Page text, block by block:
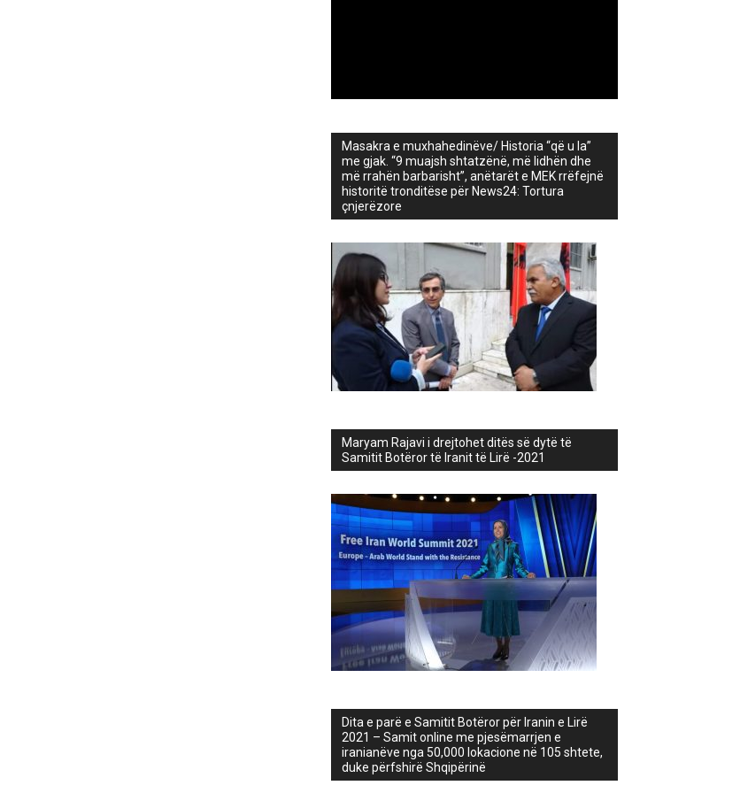
Masakra e muxhahedinëve/ Historia “që u la”
me gjak. “9 muajsh shtatzënë, më lidhën dhe
më rrahën barbarisht”, anëtarët e MEK rrëfejnë
historitë tronditëse për News24: Tortura
çnjerëzore
Maryam Rajavi i drejtohet ditës së dytë të
Samitit Botëror të Iranit të Lirë -2021
Dita e parë e Samitit Botëror për Iranin e Lirë
2021 – Samit online me pjesëmarrjen e
iranianëve nga 50,000 lokacione në 105 shtete,
duke përfshirë Shqipërinë